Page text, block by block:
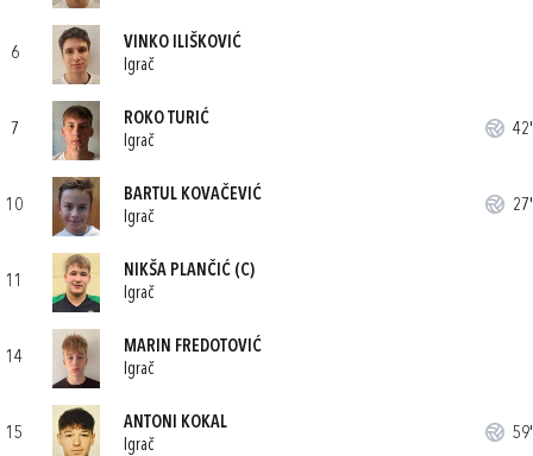
6
VINKO ILIŠKOVIĆ
Igrač
7
ROKO TURIĆ
Igrač
42'
10
BARTUL KOVAČEVIĆ
Igrač
27'
11
NIKŠA PLANČIĆ (C)
Igrač
14
MARIN FREDOTOVIĆ
Igrač
15
ANTONI KOKAL
Igrač
59'